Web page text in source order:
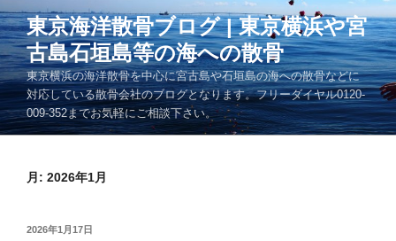
コ
ン
テ
ン
へ
ス
東京海洋散骨ブログ | 東京横浜や宮
古島石垣島等の海への散骨
東京横浜の海洋散骨を中心に宮古島や石垣島の海への散骨などに
対応している散骨会社のブログとなります。フリーダイヤル0120-
009-352までお気軽にご相談下さい。
月: 2026年1月
投
2026年1月17日